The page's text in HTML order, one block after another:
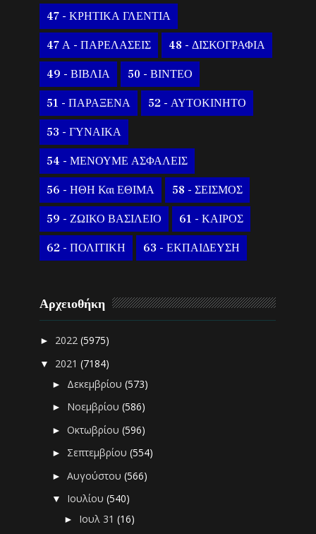
47 - ΚΡΗΤΙΚΑ ΓΛΕΝΤΙΑ
47 Α - ΠΑΡΕΛΑΣΕΙΣ 48 - ΔΙΣΚΟΓΡΑΦΙΑ
49 - ΒΙΒΛΙΑ 50 - ΒΙΝΤΕΟ
51 - ΠΑΡΑΞΕΝΑ 52 - ΑΥΤΟΚΙΝΗΤΟ
53 - ΓΥΝΑΙΚΑ
54 - ΜΕΝΟΥΜΕ ΑΣΦΑΛΕΙΣ
56 - ΗΘΗ Και ΕΘΙΜΑ 58 - ΣΕΙΣΜΟΣ
59 - ΖΩΙΚΟ ΒΑΣΙΛΕΙΟ 61 - ΚΑΙΡΟΣ
62 - ΠΟΛΙΤΙΚΗ 63 - ΕΚΠΑΙΔΕΥΣΗ
Αρχειοθήκη
► 2022(5975)
▼ 2021(7184)
► Δεκεμβρίου(573)
► Νοεμβρίου(586)
►Οκτωβρίου(596)
► Σεπτεμβρίου(554)
►Αυγούστου(566)
▼ Ιουλίου(540)
► Ιουλ 31(16)